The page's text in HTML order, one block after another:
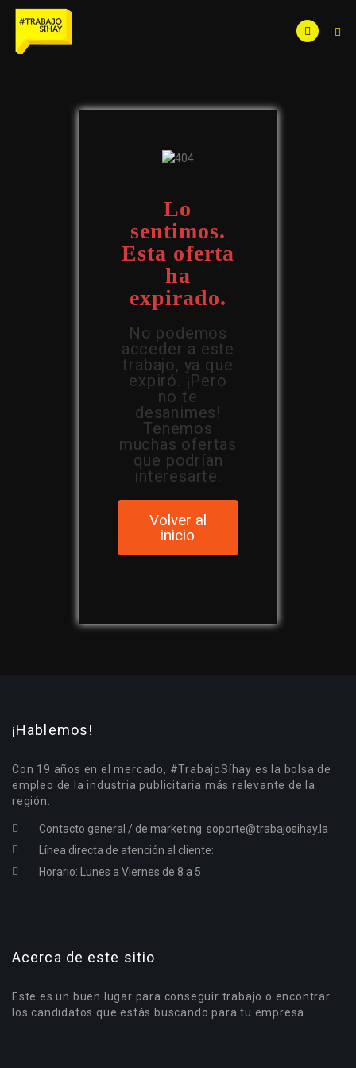
Lo
sentimos.
Esta oferta
ha
expirado.
No podemos
acceder a este
trabajo, ya que
expiró. ¡Pero
no te
desanimes!
Tenemos
muchas ofertas
que podrían
interesarte.
Volver al
inicio
¡Hablemos!
Con 19 años en el mercado, #TrabajoSíhay es la bolsa de
empleo de la industria publicitaria más relevante de la
región.
Contacto general / de marketing: soporte@trabajosihay.la
Línea directa de atención al cliente:
Horario: Lunes a Viernes de 8 a 5
Acerca de este sitio
Este es un buen lugar para conseguir trabajo o encontrar
los candidatos que estás buscando para tu empresa.